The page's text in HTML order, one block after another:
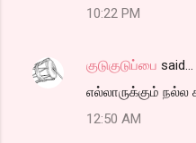
10:22 PM
குடுகுடுப்பை said…
எல்லாருக்கும் நல்ல
12:50 AM